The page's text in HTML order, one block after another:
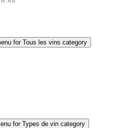
for Tous les vins category
for Types de vin category